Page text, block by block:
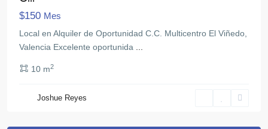
$150 Mes
Local en Alquiler de Oportunidad C.C. Multicentro El Viñedo,
Valencia Excelente oportunida
10 m2
Joshue Reyes